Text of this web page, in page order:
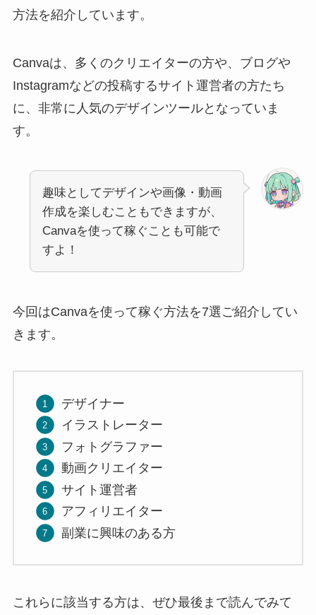
方法を紹介しています。
Canvaは、多くのクリエイターの方や、ブログや
Instagramなどの投稿するサイト運営者の方たち
に、非常に人気のデザインツールとなっていま
す。
趣味としてデザインや画像・動画
作成を楽しむこともできますが、
Canvaを使って稼ぐことも可能で
すよ！
今回はCanvaを使って稼ぐ方法を7選ご紹介してい
きます。
デザイナー
イラストレーター
フォトグラファー
動画クリエイター
サイト運営者
アフィリエイター
副業に興味のある方
これらに該当する方は、ぜひ最後まで読んでみて